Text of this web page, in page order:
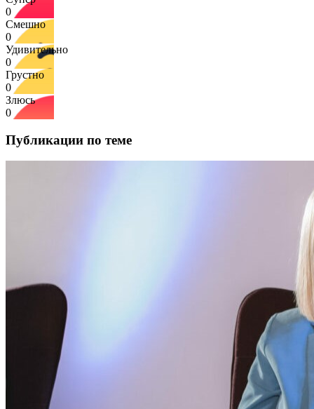
0
Смешно
0
Удивительно
0
Грустно
0
Злюсь
0
Публикации по теме